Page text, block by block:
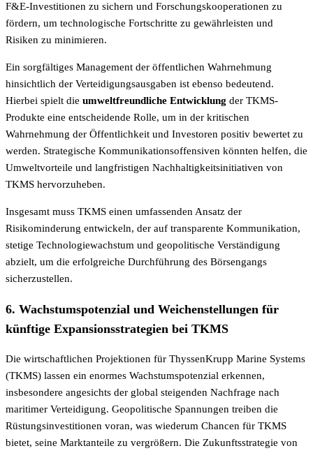
F&E-Investitionen zu sichern und Forschungskooperationen zu
fördern, um technologische Fortschritte zu gewährleisten und
Risiken zu minimieren.
Ein sorgfältiges Management der öffentlichen Wahrnehmung
hinsichtlich der Verteidigungsausgaben ist ebenso bedeutend.
Hierbei spielt die umweltfreundliche Entwicklung der TKMS-
Produkte eine entscheidende Rolle, um in der kritischen
Wahrnehmung der Öffentlichkeit und Investoren positiv bewertet zu
werden. Strategische Kommunikationsoffensiven könnten helfen, die
Umweltvorteile und langfristigen Nachhaltigkeitsinitiativen von
TKMS hervorzuheben.
Insgesamt muss TKMS einen umfassenden Ansatz der
Risikominderung entwickeln, der auf transparente Kommunikation,
stetige Technologiewachstum und geopolitische Verständigung
abzielt, um die erfolgreiche Durchführung des Börsengangs
sicherzustellen.
6. Wachstumspotenzial und Weichenstellungen für
künftige Expansionsstrategien bei TKMS
Die wirtschaftlichen Projektionen für ThyssenKrupp Marine Systems
(TKMS) lassen ein enormes Wachstumspotenzial erkennen,
insbesondere angesichts der global steigenden Nachfrage nach
maritimer Verteidigung. Geopolitische Spannungen treiben die
Rüstungsinvestitionen voran, was wiederum Chancen für TKMS
bietet, seine Marktanteile zu vergrößern. Die Zukunftsstrategie von